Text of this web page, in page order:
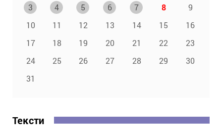
3
4 5 6 7 8
9
10
11 12 13 14 15
16
17
18 19 20 21 22
23
24
25 26 27 28 29
30
31
Тексти